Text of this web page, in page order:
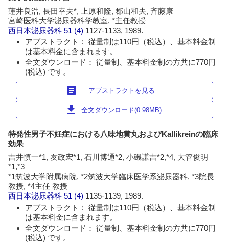
蓮井良浩, 長田幸夫*, 上原和隆, 郡山和夫, 斉藤康
宮崎医科大学泌尿器科学教室, *主任教授
西日本泌尿器科 51 (4) 1127-1133, 1989.
アブストラクト： 従量制は110円（税込）、基本料金制
は基本料金に含まれます。
全文ダウンロード： 従量制、基本料金制の方共に770円
(税込) です。
article アブストラクトを見る
download 全文ダウンロード(0.98MB)
特発性男子不妊症における八味地黄丸およびKallikreinの臨床
効果
吉井慎一*1, 友政宏*1, 石川博通*2, 小磯謙吉*2,*4, 大管俊明
*1,*3
*1筑波大学附属病院, *2筑波大学臨床医学系泌尿器科, *3院長
教授, *4主任 教授
西日本泌尿器科 51 (4) 1135-1139, 1989.
アブストラクト： 従量制は110円（税込）、基本料金制
は基本料金に含まれます。
全文ダウンロード： 従量制、基本料金制の方共に770円
(税込) です。